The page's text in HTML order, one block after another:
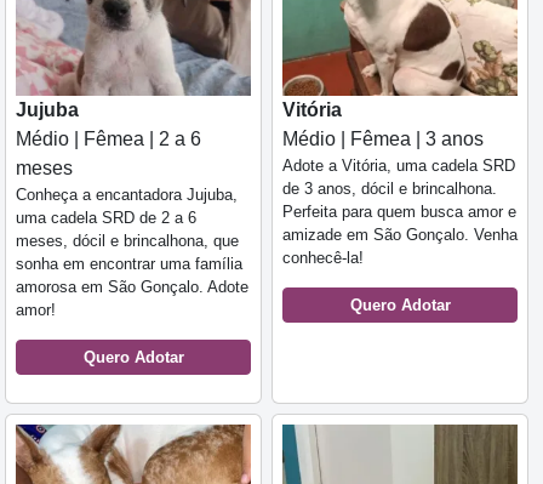
Jujuba
Médio | Fêmea | 2 a 6
meses
Conheça a encantadora Jujuba,
uma cadela SRD de 2 a 6
meses, dócil e brincalhona, que
sonha em encontrar uma família
amorosa em São Gonçalo. Adote
amor!
Quero Adotar
Vitória
Médio | Fêmea | 3 anos
Adote a Vitória, uma cadela SRD
de 3 anos, dócil e brincalhona.
Perfeita para quem busca amor e
amizade em São Gonçalo. Venha
conhecê-la!
Quero Adotar